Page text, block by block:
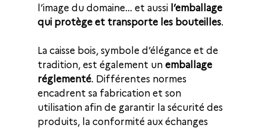
l’image du domaine… et aussi l’emballage
qui protège et transporte les bouteilles.
La caisse bois, symbole d’élégance et de
tradition, est également un emballage
réglementé. Différentes normes
encadrent sa fabrication et son
utilisation afin de garantir la sécurité des
produits, la conformité aux échanges